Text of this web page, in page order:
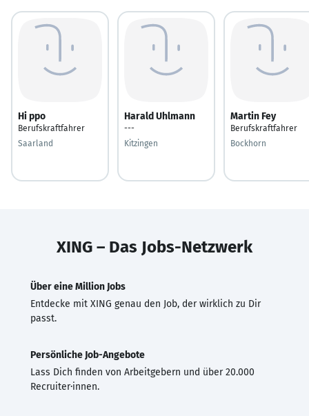
Hi ppo
Berufskraftfahrer
Saarland
Harald Uhlmann
---
Kitzingen
Martin Fey
Berufskraftfahrer
Bockhorn
XING – Das Jobs-Netzwerk
Über eine Million Jobs
Entdecke mit XING genau den Job, der wirklich zu Dir
passt.
Persönliche Job-Angebote
Lass Dich finden von Arbeitgebern und über 20.000
Recruiter·innen.